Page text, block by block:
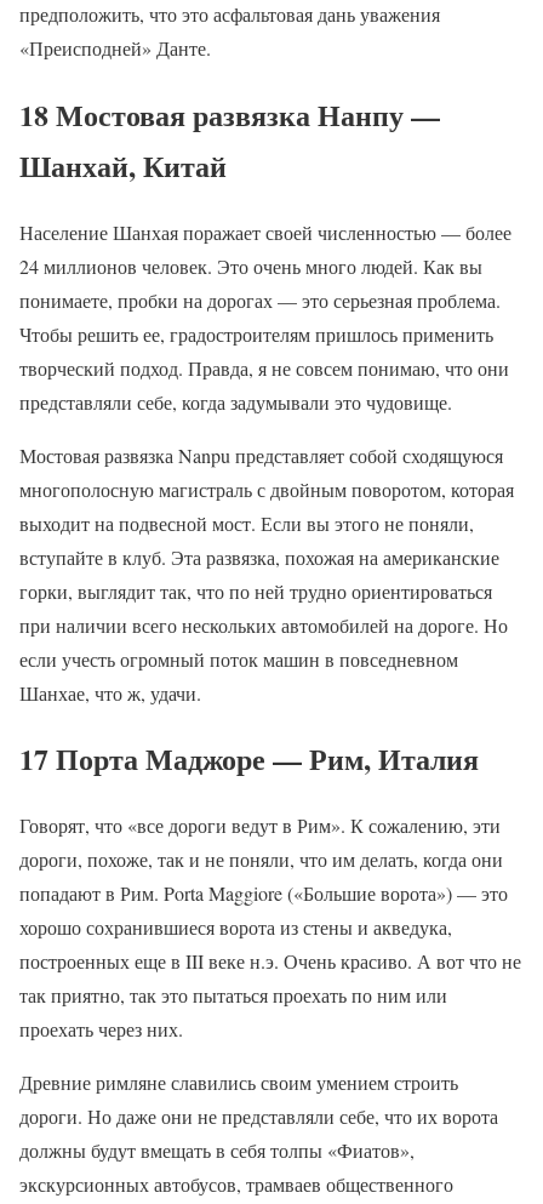
предположить, что это асфальтовая дань уважения
«Преисподней» Данте.
18 Мостовая развязка Нанпу —
Шанхай, Китай
Население Шанхая поражает своей численностью — более
24 миллионов человек. Это очень много людей. Как вы
понимаете, пробки на дорогах — это серьезная проблема.
Чтобы решить ее, градостроителям пришлось применить
творческий подход. Правда, я не совсем понимаю, что они
представляли себе, когда задумывали это чудовище.
Мостовая развязка Nanpu представляет собой сходящуюся
многополосную магистраль с двойным поворотом, которая
выходит на подвесной мост. Если вы этого не поняли,
вступайте в клуб. Эта развязка, похожая на американские
горки, выглядит так, что по ней трудно ориентироваться
при наличии всего нескольких автомобилей на дороге. Но
если учесть огромный поток машин в повседневном
Шанхае, что ж, удачи.
17 Порта Маджоре — Рим, Италия
Говорят, что «все дороги ведут в Рим». К сожалению, эти
дороги, похоже, так и не поняли, что им делать, когда они
попадают в Рим. Porta Maggiore («Большие ворота») — это
хорошо сохранившиеся ворота из стены и акведука,
построенных еще в III веке н.э. Очень красиво. А вот что не
так приятно, так это пытаться проехать по ним или
проехать через них.
Древние римляне славились своим умением строить
дороги. Но даже они не представляли себе, что их ворота
должны будут вмещать в себя толпы «Фиатов»,
экскурсионных автобусов, трамваев общественного